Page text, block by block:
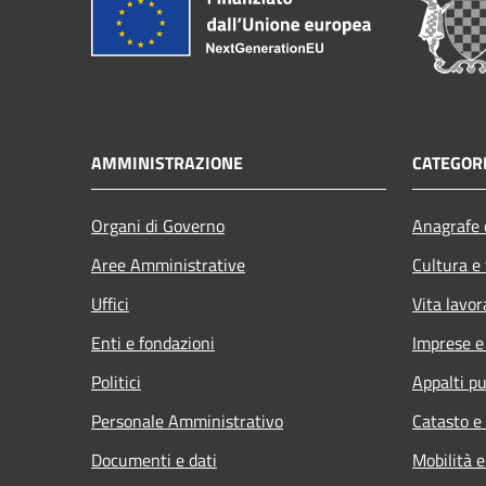
AMMINISTRAZIONE
Organi di Governo
Aree Amministrative
Uffici
Enti e fondazioni
Politici
Personale Amministrativo
Documenti e dati
Cultura
Vita
Imprese
Appalti
Catasto
Mobilità